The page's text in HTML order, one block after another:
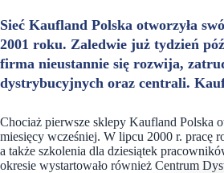
Sieć Kaufland Polska otworzyła
2001 roku. Zaledwie już tydzień
firma nieustannie się rozwija,
dystrybucyjnych oraz centrali.
Chociaż pierwsze sklepy Kaufland Polska
miesięcy wcześniej. W lipcu 2000 r. pracę
a także szkolenia dla dziesiątek
okresie wystartowało również Centrum